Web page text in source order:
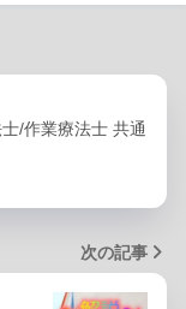
/作業療法士 共通
次の記事